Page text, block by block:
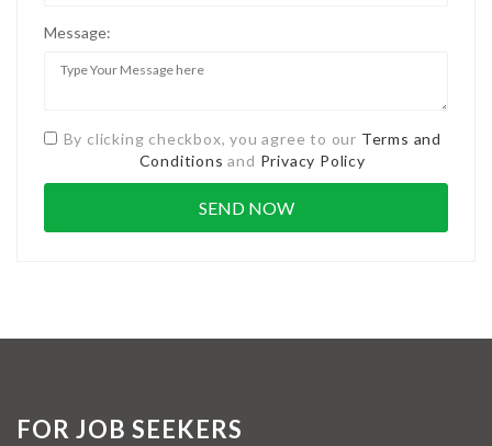
Message:
By clicking checkbox, you agree to our Terms and
Conditions and Privacy Policy
FOR JOB SEEKERS